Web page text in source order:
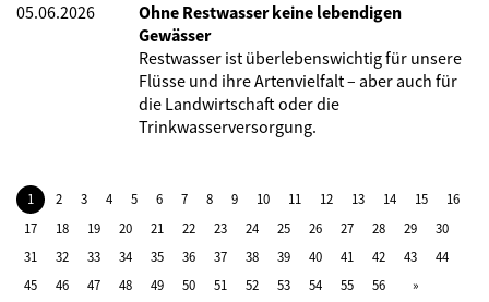
05.06.2026
Ohne Restwasser keine lebendigen
Gewässer
Restwasser ist überlebenswichtig für unsere
Flüsse und ihre Artenvielfalt – aber auch für
die Landwirtschaft oder die
Trinkwasserversorgung.
1 2 3 4 5 6 7 8 9 10 11 12 13 14 15
16
17
18 19 20 21 22 23 24 25 26 27 28 29
30
31
32 33 34 35 36 37 38 39 40 41 42 43
44
45
46 47 48 49 50 51 52 53 54 55 56